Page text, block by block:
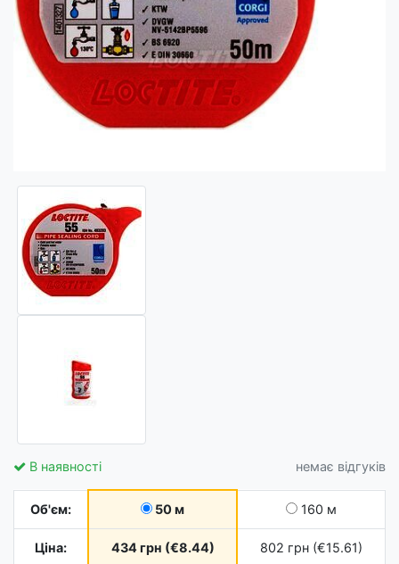
немає відгуків
В наявності
Об'єм: 50 м 160 м
Ціна: 434 грн (€8.44) 802 грн (€15.61)